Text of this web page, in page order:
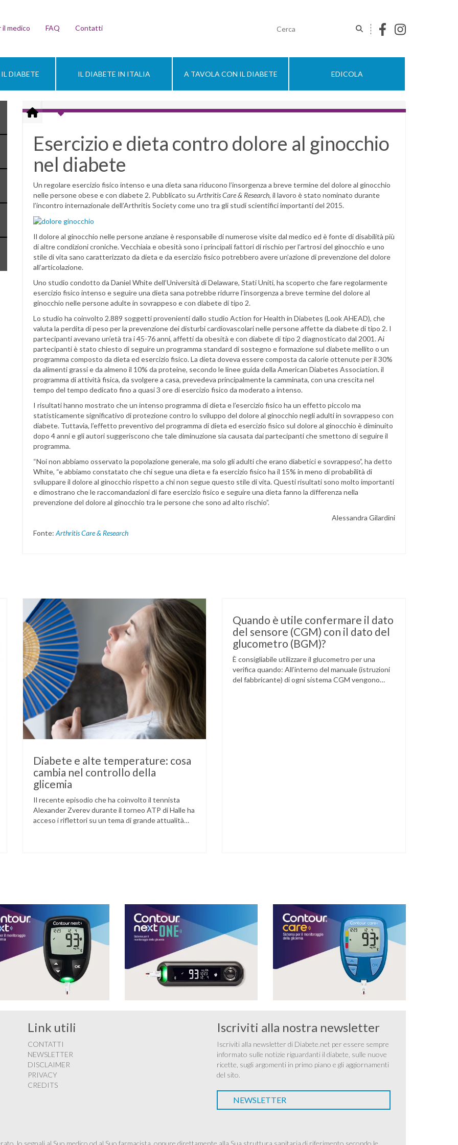
il medico FAQ Contatti
DIABETE IL DIABETE IN ITALIA A TAVOLA CON IL DIABETE EDICOLA
Esercizio e dieta contro dolore al ginocchio
nel diabete
Un regolare esercizio fisico intenso e una dieta sana riducono l’insorgenza a breve termine del dolore al ginocchio
nelle persone obese e con diabete 2. Pubblicato su Arthritis Care & Research, il lavoro è stato nominato durante
l’incontro internazionale dell’Arthritis Society come uno tra gli studi scientifici importanti del 2015.
Il dolore al ginocchio nelle persone anziane è responsabile di numerose visite dal medico ed è fonte di disabilità più
di altre condizioni croniche. Vecchiaia e obesità sono i principali fattori di rischio per l’artrosi del ginocchio e uno
stile di vita sano caratterizzato da dieta e da esercizio fisico potrebbero avere un’azione di prevenzione del dolore
all’articolazione.
Uno studio condotto da Daniel White dell’Università di Delaware, Stati Uniti, ha scoperto che fare regolarmente
esercizio fisico intenso e seguire una dieta sana potrebbe ridurre l’insorgenza a breve termine del dolore al
ginocchio nelle persone adulte in sovrappeso e con diabete di tipo 2.
Lo studio ha coinvolto 2.889 soggetti provenienti dallo studio Action for Health in Diabetes (Look AHEAD), che
valuta la perdita di peso per la prevenzione dei disturbi cardiovascolari nelle persone affette da diabete di tipo 2. I
partecipanti avevano un’età tra i 45-76 anni, affetti da obesità e con diabete di tipo 2 diagnosticato dal 2001. Ai
partecipanti è stato chiesto di seguire un programma standard di sostegno e formazione sul diabete mellito o un
programma composto da dieta ed esercizio fisico. La dieta doveva essere composta da calorie ottenute per il 30%
da alimenti grassi e da almeno il 10% da proteine, secondo le linee guida della American Diabetes Association. il
programma di attività fisica, da svolgere a casa, prevedeva principalmente la camminata, con una crescita nel
tempo del tempo dedicato fino a quasi 3 ore di esercizio fisico da moderato a intenso.
I risultati hanno mostrato che un intenso programma di dieta e l’esercizio fisico ha un effetto piccolo ma
statisticamente significativo di protezione contro lo sviluppo del dolore al ginocchio negli adulti in sovrappeso con
diabete. Tuttavia, l’effetto preventivo del programma di dieta ed esercizio fisico sul dolore al ginocchio è diminuito
dopo 4 anni e gli autori suggeriscono che tale diminuzione sia causata dai partecipanti che smettono di seguire il
programma.
“Noi non abbiamo osservato la popolazione generale, ma solo gli adulti che erano diabetici e sovrappeso”, ha detto
White, “e abbiamo constatato che chi segue una dieta e fa esercizio fisico ha il 15% in meno di probabilità di
sviluppare il dolore al ginocchio rispetto a chi non segue questo stile di vita. Questi risultati sono molto importanti
e dimostrano che le raccomandazioni di fare esercizio fisico e seguire una dieta fanno la differenza nella
prevenzione del dolore al ginocchio tra le persone che sono ad alto rischio”.
Alessandra Gilardini
Fonte:Arthritis Care & Research
Diabete e alte temperature: cosa
cambia nel controllo della
glicemia
Il recente episodio che ha coinvolto il tennista
Alexander Zverev durante il torneo ATP di Halle ha
acceso i riflettori su un tema di grande attualità
Quando è utile confermare il dato
del sensore (CGM) con il dato del
glucometro (BGM)?
È consigliabile utilizzare il glucometro per una
verifica quando: All’interno del manuale (istruzioni
del fabbricante) di ogni sistema CGM vengono
Link utili
CONTATTI
NEWSLETTER
DISCLAIMER
PRIVACY
CREDITS
Iscriviti alla nostra newsletter
Iscriviti alla newsletter di Diabete.net per essere sempre
informato sulle notizie riguardanti il diabete, sulle nuove
ricette, sugli argomenti in primo piano e gli aggiornamenti
del sito.
NEWSLETTER
lo segnali al Suo medico od al Suo farmacista, oppure direttamente alla Sua struttura sanitaria di riferimento secondo le